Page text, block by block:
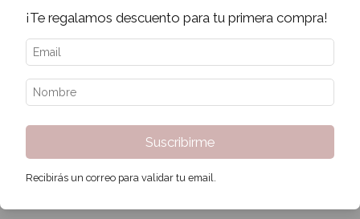
¡Te regalamos descuento para tu primera compra!
Suscribirme
Recibirás un correo para validar tu email.